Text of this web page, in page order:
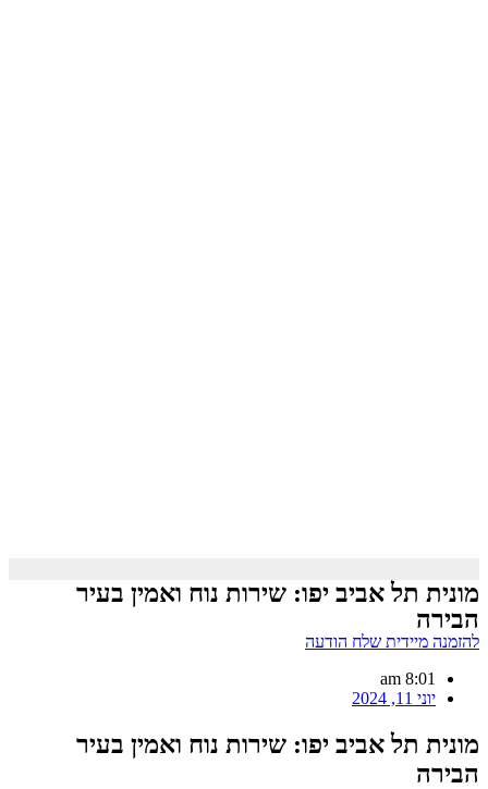
מונית תל אביב יפו: שירות נוח ואמין בעיר
הבירה
להזמנה מיידית שלח הודעה
8:01 am
יוני 11, 2024
מונית תל אביב יפו: שירות נוח ואמין בעיר
הבירה